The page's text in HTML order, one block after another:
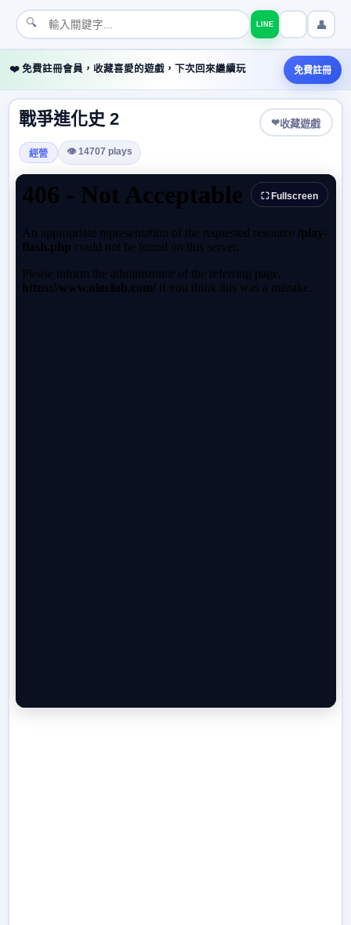
🔍 LINE 👤
❤️ 免費註冊會員，收藏喜愛的遊戲，下次回來繼續玩 免費註冊
戰爭進化史 2 ❤收藏遊戲
經營 👁 14707 plays
⛶ Fullscreen